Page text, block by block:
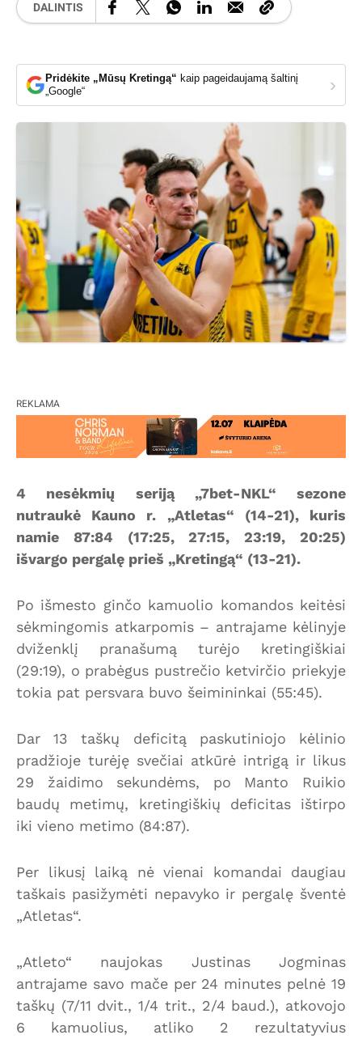
DALINTIS
Pridėkite „Mūsų Kretingą“ kaip pageidaujamą šaltinį
„Google“
›
REKLAMA
4 nesėkmių seriją „7bet-NKL“ sezone
nutraukė Kauno r. „Atletas“ (14-21), kuris
namie 87:84 (17:25, 27:15, 23:19, 20:25)
išvargo pergalę prieš „Kretingą“ (13-21).
Po išmesto ginčo kamuolio komandos keitėsi
sėkmingomis atkarpomis – antrajame kėlinyje
dviženklį pranašumą turėjo kretingiškiai
(29:19), o prabėgus pustrečio ketvirčio priekyje
tokia pat persvara buvo šeimininkai (55:45).
Dar 13 taškų deficitą paskutiniojo kėlinio
pradžioje turėję svečiai atkūrė intrigą ir likus
29 žaidimo sekundėms, po Manto Ruikio
baudų metimų, kretingiškių deficitas ištirpo
iki vieno metimo (84:87).
Per likusį laiką nė vienai komandai daugiau
taškais pasižymėti nepavyko ir pergalę šventė
„Atletas“.
„Atleto“ naujokas Justinas Jogminas
antrajame savo mače per 24 minutes pelnė 19
taškų (7/11 dvit., 1/4 trit., 2/4 baud.), atkovojo
6 kamuolius, atliko 2 rezultatyvius